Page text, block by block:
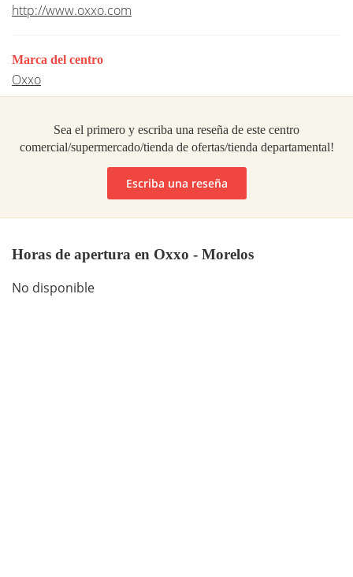
http://www.oxxo.com
Marca del centro
Oxxo
Sea el primero y escriba una reseña de este centro
comercial/supermercado/tienda de ofertas/tienda departamental!
Escriba una reseña
Horas de apertura en Oxxo - Morelos
No disponible